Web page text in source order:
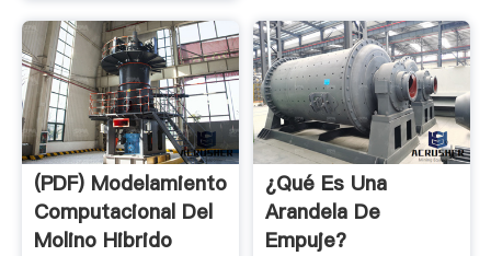
(PDF) Modelamiento
Computacional Del
Molino Hibrido
¿Qué Es Una
Arandela De
Empuje?